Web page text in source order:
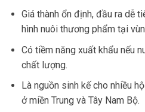
Giá thành ổn định, đầu ra dễ
hình nuôi thương phẩm tại
Có tiềm năng xuất khẩu nếu
chất lượng.
Là nguồn sinh kế cho nhiều
ở miền Trung và Tây Nam Bộ.